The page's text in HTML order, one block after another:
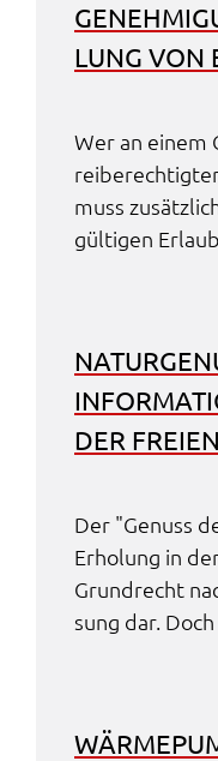
LUNG VON
Wer an einem
muss
gülti­gen
DER
Der "Genuss
Erho­lung in
Grund­recht
sung dar.